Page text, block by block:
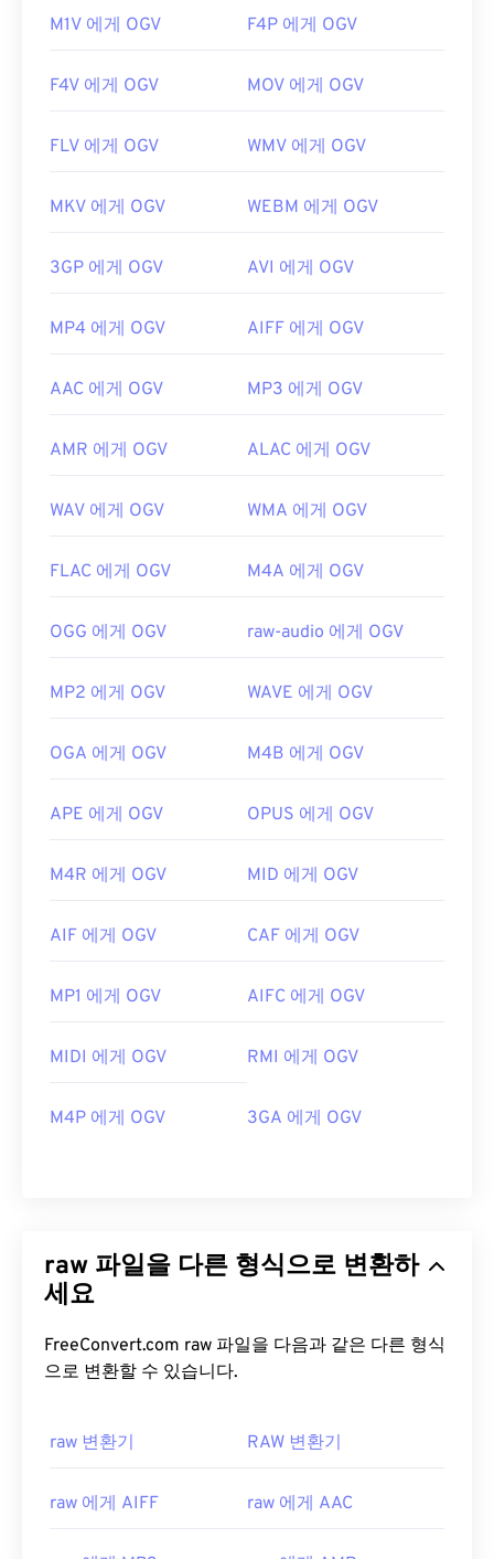
M1V 에게 OGV F4P 에게 OGV
F4V 에게 OGV MOV 에게 OGV
FLV 에게 OGV WMV 에게 OGV
MKV 에게 OGV WEBM 에게 OGV
3GP 에게 OGV AVI 에게 OGV
MP4 에게 OGV AIFF 에게 OGV
AAC 에게 OGV MP3 에게 OGV
AMR 에게 OGV ALAC 에게 OGV
WAV 에게 OGV WMA 에게 OGV
FLAC 에게 OGV M4A 에게 OGV
OGG 에게 OGV raw-audio 에게 OGV
MP2 에게 OGV WAVE 에게 OGV
OGA 에게 OGV M4B 에게 OGV
APE 에게 OGV OPUS 에게 OGV
M4R 에게 OGV MID 에게 OGV
AIF 에게 OGV CAF 에게 OGV
MP1 에게 OGV AIFC 에게 OGV
MIDI 에게 OGV RMI 에게 OGV
M4P 에게 OGV 3GA 에게 OGV
raw 파일을 다른 형식으로 변환하
세요
FreeConvert.com raw 파일을 다음과 같은 다른 형식
으로 변환할 수 있습니다.
raw 변환기 RAW 변환기
raw 에게 AIFF raw 에게 AAC